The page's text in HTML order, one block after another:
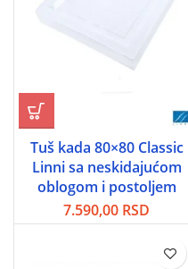
Tuš kada 80×80 Classic
Linni sa neskidajućom
oblogom i postoljem
7.590,00 RSD